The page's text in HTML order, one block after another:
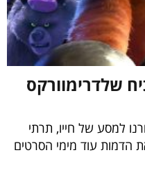
שרק 2 מוכיח שלדרימוורקס
את גיבורנו למסע של חייו, תרתי
הדמות עוד מימי הסרטים